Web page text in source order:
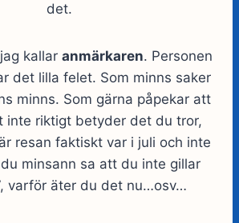
det.
kallar anmärkaren. Personen
det lilla felet. Som minns saker
minns. Som gärna påpekar att
inte riktigt betyder det du tror,
resan faktiskt var i juli och inte
minsann sa att du inte gillar
varför äter du det nu…osv…